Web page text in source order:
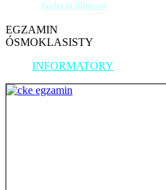
Galeria filmowa
EGZAMIN
ÓSMOKLASISTY
INFORMATORY